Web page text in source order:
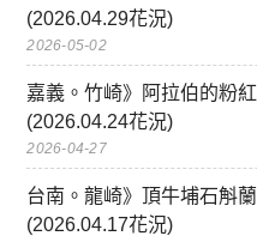
(2026.04.29花況)
2026-05-02
嘉義。竹崎》阿拉伯的粉
(2026.04.24花況)
2026-04-27
台南。龍崎》頂牛埔石斛
(2026.04.17花況)